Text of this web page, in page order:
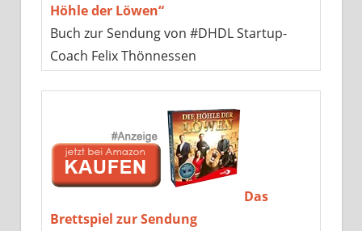
Höhle der Löwen“
Buch zur Sendung von #DHDL Startup-
Coach Felix Thönnessen
Das
Brettspiel zur Sendung